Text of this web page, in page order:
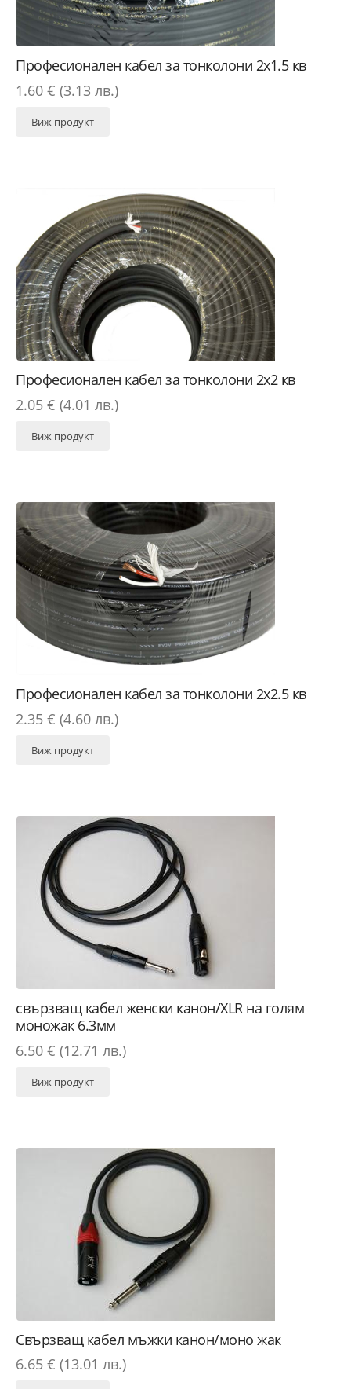
Професионален кабел за тонколони 2х1.5 кв
1.60 € (3.13 лв.)
Виж продукт
Професионален кабел за тонколони 2х2 кв
2.05 € (4.01 лв.)
Виж продукт
Професионален кабел за тонколони 2х2.5 кв
2.35 € (4.60 лв.)
Виж продукт
свързващ кабел женски канон/XLR на голям
моножак 6.3мм
6.50 € (12.71 лв.)
Виж продукт
Свързващ кабел мъжки канон/моно жак
6.65 € (13.01 лв.)